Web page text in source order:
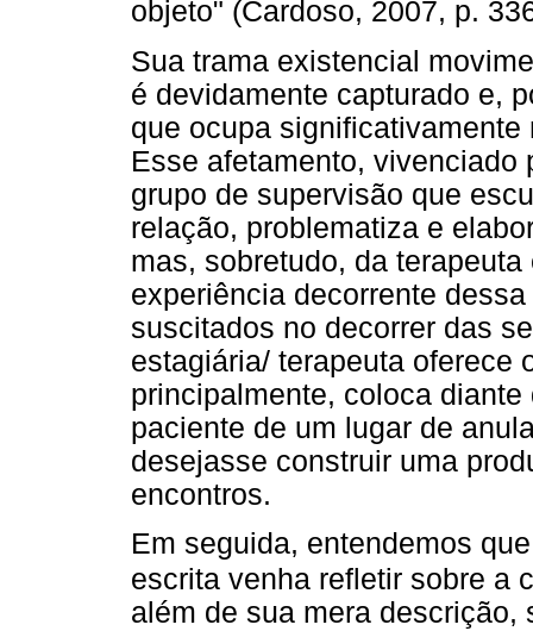
objeto" (Cardoso, 2007, p.
Sua trama existencial
é devidamente capturado e,
que ocupa
Esse afetamento, vivenciado
grupo de supervisão que
relação, problematiza e
mas, sobretudo, da
experiência decorrente
suscitados no decorrer das
estagiária/ terapeuta oferece
principalmente, coloca
paciente de um lugar de
desejasse construir uma
encontros.
Em seguida, entendemos
escrita venha refletir sobre a
além de sua mera